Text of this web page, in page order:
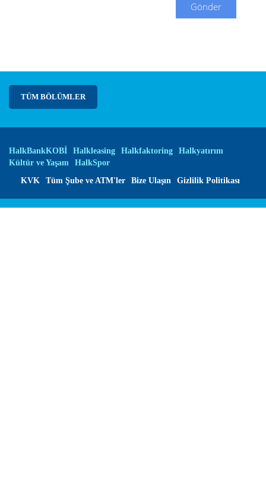
Gönder
TÜM BÖLÜMLER
HalkBankKOBİ Halkleasing Halkfaktoring
Halkyatırım
Kültür ve Yaşam
HalkSpor
KVK
Tüm Şube ve ATM'ler Bize Ulaşın Gizlilik Politikası